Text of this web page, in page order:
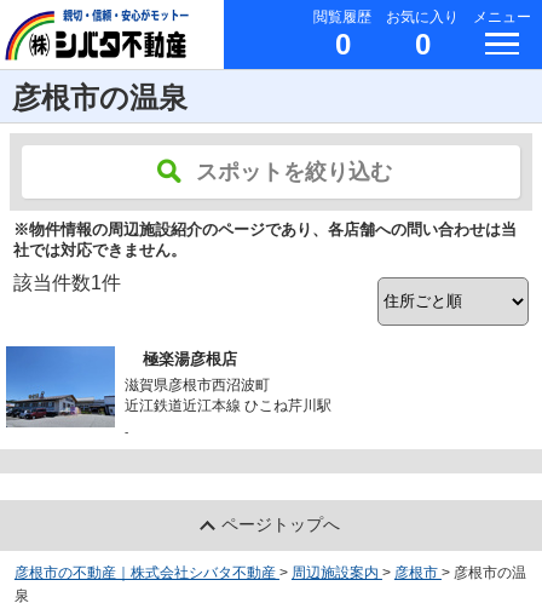
閲覧履歴
0
お気に入り
0
メニュー
彦根市の温泉
スポットを絞り込む
※物件情報の周辺施設紹介のページであり、各店舗への問い合わせは当
社では対応できません。
該当件数1件
極楽湯彦根店
滋賀県彦根市西沼波町
近江鉄道近江本線 ひこね芹川駅
-
ページトップへ
彦根市の不動産｜株式会社シバタ不動産 > 周辺施設案内 > 彦根市 > 彦根市の温
泉